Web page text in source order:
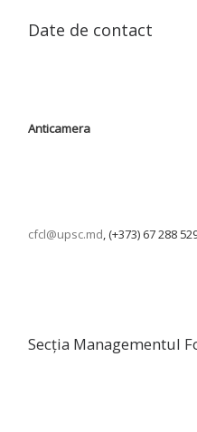
Date de contact
Anticamera
cfcl@upsc.md, (+373) 67 288
Secția Managementul